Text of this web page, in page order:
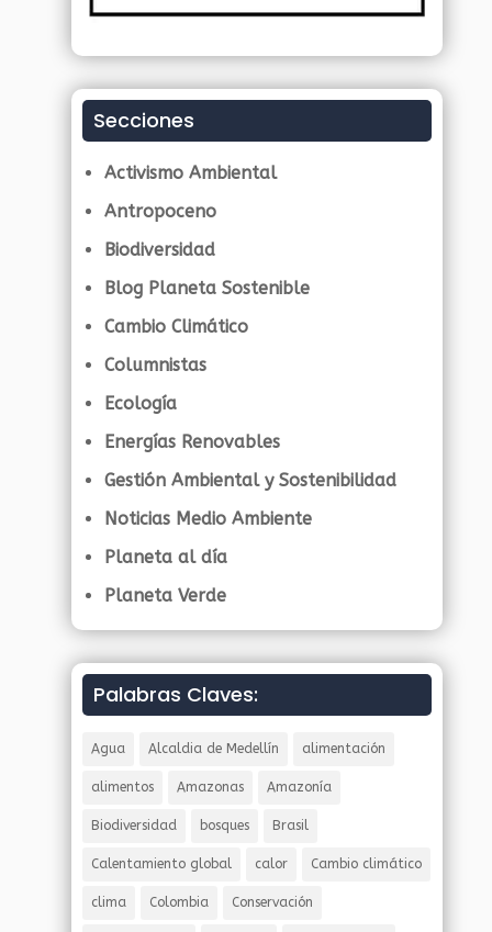
Secciones
Activismo Ambiental
Antropoceno
Biodiversidad
Blog Planeta Sostenible
Cambio Climático
Columnistas
Ecología
Energías Renovables
Gestión Ambiental y Sostenibilidad
Noticias Medio Ambiente
Planeta al día
Planeta Verde
Palabras Claves:
Agua Alcaldia de Medellín alimentación
alimentos Amazonas Amazonía
Biodiversidad bosques Brasil
Calentamiento global calor Cambio climático
clima Colombia Conservación